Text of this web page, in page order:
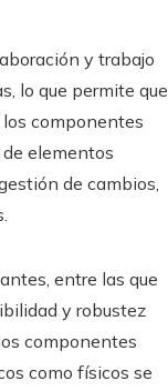
y trabajo
lo que permite que
componentes
elementos
de cambios,
entre las que
y robustez
componentes
como físicos se